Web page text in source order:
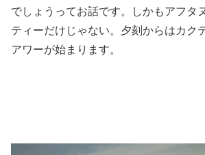
でしょうってお話です。しかもアフタ
ティーだけじゃない。夕刻からはカク
アワーが始まります。